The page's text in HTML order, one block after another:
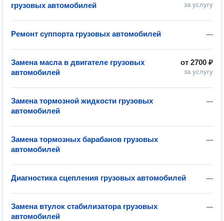
за услугу
грузовых автомобилей
—
Ремонт суппорта грузовых автомобилей
от 2700 ₽
за услугу
Замена масла в двигателе грузовых
автомобилей
—
Замена тормозной жидкости грузовых
автомобилей
—
Замена тормозных барабанов грузовых
автомобилей
—
Диагностика сцепления грузовых автомобилей
—
Замена втулок стабилизатора грузовых
автомобилей